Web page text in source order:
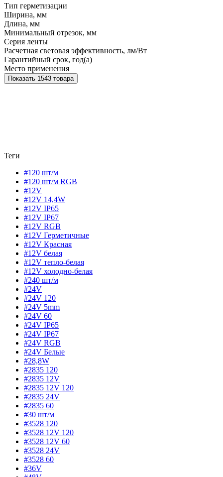
Тип герметизации
Ширина, мм
Длина, мм
Минимальный отрезок, мм
Серия ленты
Расчетная световая эффективность, лм/Вт
Гарантийный срок, год(а)
Место применения
Показать 1543 товара
Теги
#120 шт/м
#120 шт/м RGB
#12V
#12V 14,4W
#12V IP65
#12V IP67
#12V RGB
#12V Герметичные
#12V Красная
#12V белая
#12V тепло-белая
#12V холодно-белая
#240 шт/м
#24V
#24V 120
#24V 5mm
#24V 60
#24V IP65
#24V IP67
#24V RGB
#24V Белые
#28,8W
#2835 120
#2835 12V
#2835 12V 120
#2835 24V
#2835 60
#30 шт/м
#3528 120
#3528 12V 120
#3528 12V 60
#3528 24V
#3528 60
#36V